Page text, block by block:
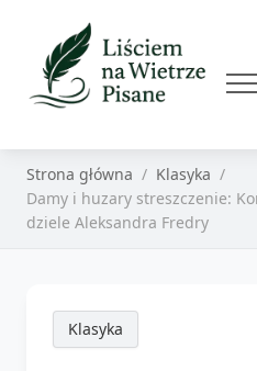
Strona główna
Klasyka
Damy i huzary streszczenie:
dziele Aleksandra Fredry
Klasyka